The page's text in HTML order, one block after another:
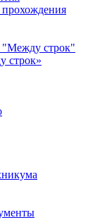
"Между строк"
строк»